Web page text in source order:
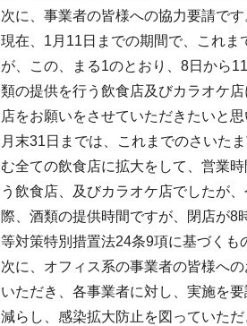
次に、事業者の皆様への協力要請で
現在、1月11日までの期間で、これ
が、この、まる1のとおり、8日から
類の提供を行う飲食店及びカラオケ
店をお願いをさせていただきたいと
月末31日までは、これまでのさいた
む全ての飲食店に拡大をして、営業
う飲食店、及びカラオケ店でしたが
際、酒類の提供時間ですが、閉店が8
等対策特別措置法24条9項に基づくも
次に、オフィス系の事業者の皆様へ
いただき、各事業者に対し、実施を
減らし、感染拡大防止を図っていた